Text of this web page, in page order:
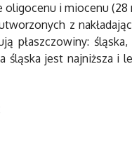
oligocenu i miocenu
z
płaszczowiny:
śląska jest najniższa i